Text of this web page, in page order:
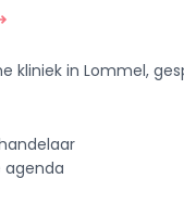
kliniek in Lommel,
agenda